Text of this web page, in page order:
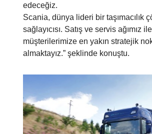
edeceğiz.
Scania, dünya lideri bir taşımacılık
sağlayıcısı. Satış ve servis ağımız
müşterilerimize en yakın stratejik
almaktayız.” şeklinde konuştu.